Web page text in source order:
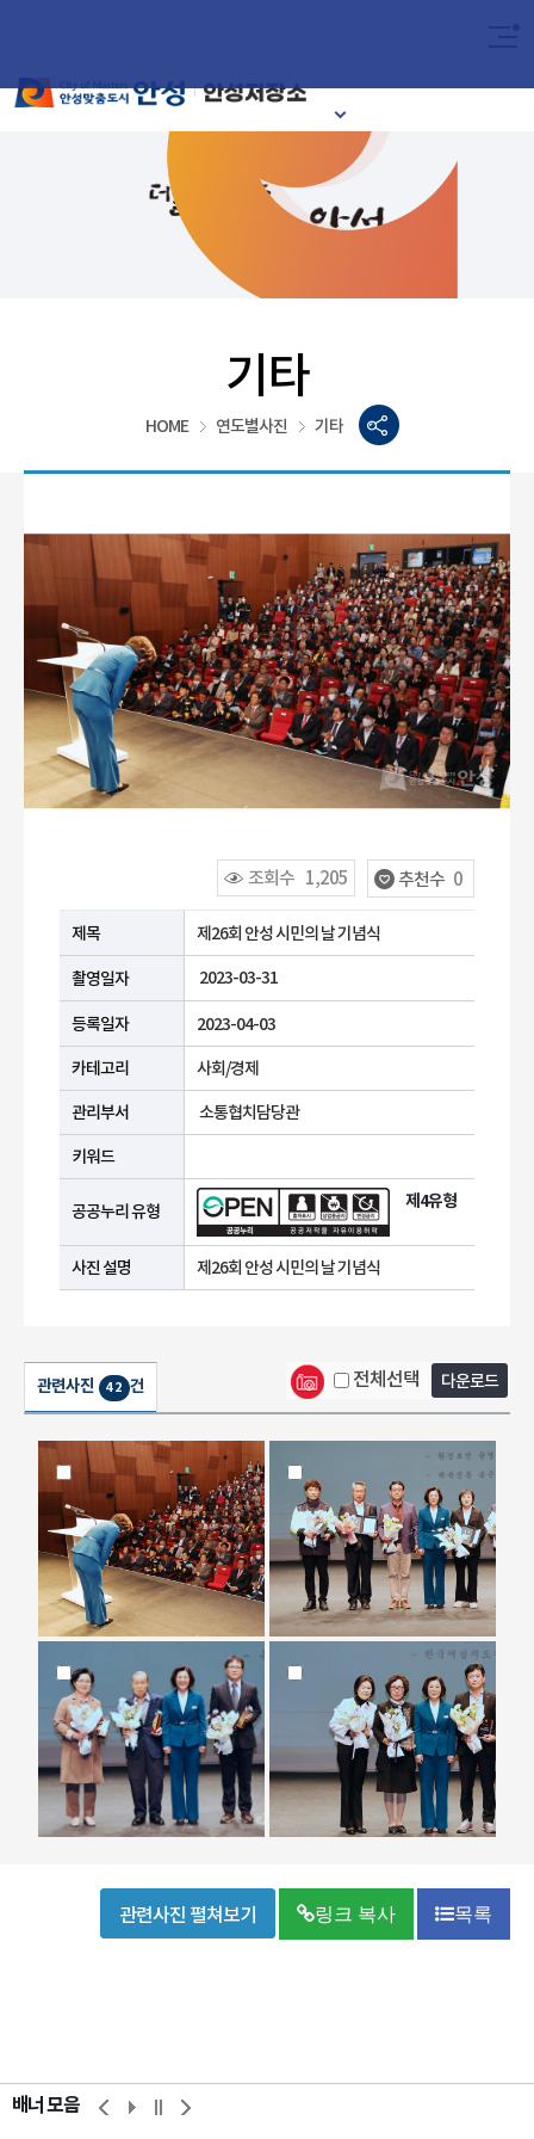
기타
HOME 연도별사진 기타
조회수 1,205 추천수 0
제목 제26회 안성 시민의 날 기념식
촬영일자 2023-03-31
등록일자 2023-04-03
카테고리 사회/경제
관리부서 소통협치담당관
키워드
공공누리 유형 제4유형
사진 설명 제26회 안성 시민의 날 기념식
관련사진 42 건 전체선택 다운로드
관련사진 펼쳐보기 링크 복사 목록
배너 모음